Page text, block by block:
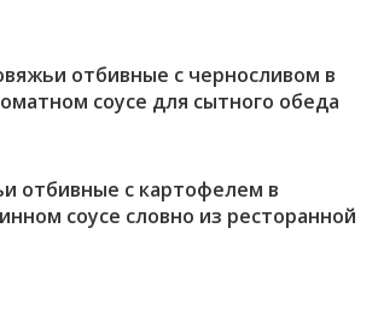
отбивные с черносливом в
соусе для сытного обеда
отбивные с картофелем в
соусе словно из ресторанной